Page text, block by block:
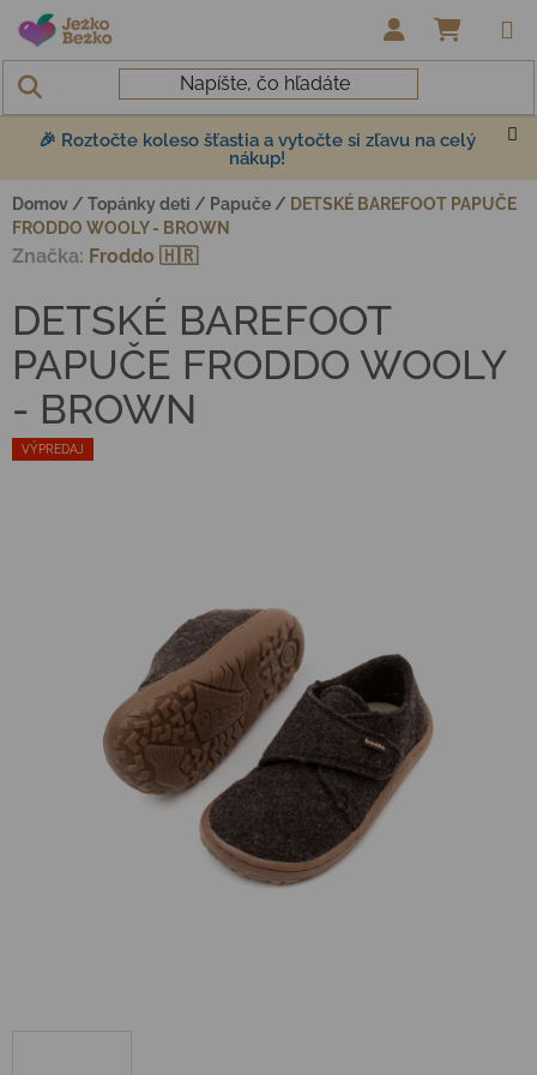
Prejsť na obsah
🎉 Roztočte koleso šťastia a vytočte si zľavu na celý
nákup!
Domov / Topánky deti / Papuče / DETSKÉ BAREFOOT PAPUČE
FRODDO WOOLY - BROWN
VÝPREDAJ
DETSKÉ BAREFOOT
PAPUČE FRODDO WOOLY
- BROWN
Značka: Froddo 🇭🇷